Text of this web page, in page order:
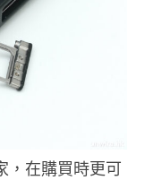
，在購買時更可